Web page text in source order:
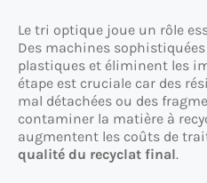
Le tri optique joue un rôle
Des machines
plastiques et éliminent les
étape est cruciale car des
mal détachées ou des
contaminer la matière à
augmentent les coûts de
qualité du recyclat final.